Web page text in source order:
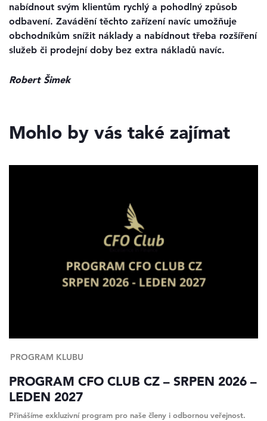
nabídnout svým klientům rychlý a pohodlný způsob
odbavení. Zavádění těchto zařízení navíc umožňuje
obchodníkům snížit náklady a nabídnout třeba rozšíření
služeb či prodejní doby bez extra nákladů navíc.
Robert Šimek
Mohlo by vás také zajímat
PROGRAM KLUBU
PROGRAM CFO CLUB CZ – SRPEN 2026 –
LEDEN 2027
Přinášíme exkluzivní program pro naše členy i odbornou veřejnost.